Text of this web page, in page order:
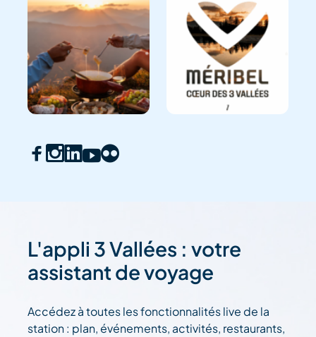
L'appli 3 Vallées : votre
assistant de voyage
Accédez à toutes les fonctionnalités live de la
station : plan, événements, activités, restaurants,